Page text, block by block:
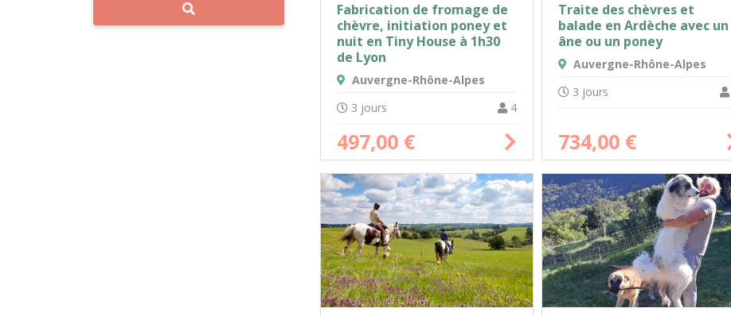
Fabrication de fromage de
chèvre, initiation poney et
nuit en Tiny House à 1h30
de Lyon
Auvergne-Rhône-Alpes
3 jours
4
497,00 €
Traite des chèvres et
balade en Ardèche avec un
âne ou un poney
Auvergne-Rhône-Alpes
3 jours
734,00 €